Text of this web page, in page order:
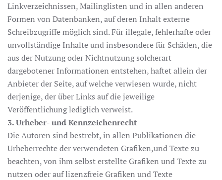
Linkverzeichnissen, Mailinglisten und in allen anderen
Formen von Datenbanken, auf deren Inhalt externe
Schreibzugriffe möglich sind. Für illegale, fehlerhafte oder
unvollständige Inhalte und insbesondere für Schäden, die
aus der Nutzung oder Nichtnutzung solcherart
dargebotener Informationen entstehen, haftet allein der
Anbieter der Seite, auf welche verwiesen wurde, nicht
derjenige, der über Links auf die jeweilige
Veröffentlichung lediglich verweist.
3. Urheber- und Kennzeichenrecht
Die Autoren sind bestrebt, in allen Publikationen die
Urheberrechte der verwendeten Grafiken,und Texte zu
beachten, von ihm selbst erstellte Grafiken und Texte zu
nutzen oder auf lizenzfreie Grafiken und Texte